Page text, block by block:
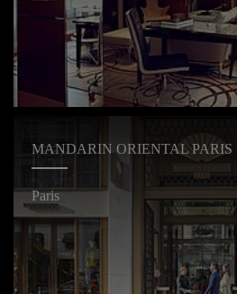
MANDARIN ORIENTAL PARIS
Paris